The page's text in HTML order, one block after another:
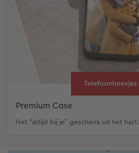
Telefoonhoesjes
Premium Case
Het “altijd bij je” geschenk uit het hart.